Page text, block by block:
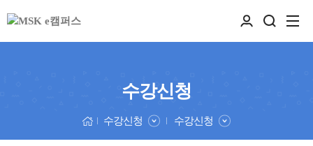
수강신청
수강신청 수강신청